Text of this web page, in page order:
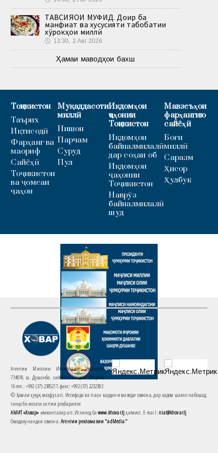
ТАВСИЯҲОИ МУФИД. Доир ба
манфиат ва хусусияти табобатии
хӯрокҳои миллӣ
🕔 13:30, 2.Авг 2026
Ҳамаи маводҳои бахш
Тоҷикистон
Таърих
Иқтисодӣ
Фарҳанг ва
маориф
Сайёҳӣ
Тоҷикистон
ва ҷомеаи
ҷаҳон
Муқаддасоти
миллӣ
Нишон
Парчам
Суруд
Пул
Иқдомҳои
ҷаҳонии
Тоҷикистон
Иқдомҳои
байналмилалӣ
дар соҳаи об
Иқдомҳои
ҷаҳонии
Тоҷикистон
Наврӯз
байналмилалӣ
шуд
Мавзеъҳои
фарҳангию
сайёҳӣ
Боғи
миллӣ
Саразм
Ҳисор
Ҳулбук
Агентии Миллии Иттилоотии Тоҷикистон
734018. ш. Душанбе, хиёбони Саъдии Шерозӣ,
16 тел.: +992 (37) 2385217, факс: +992 (37) 2232383
© Ҳамаи ҳуқуқ маҳфуз аст. Истифода ва паҳн кардани маводи сомона, дар кадом шакле набошад,
танҳо бо иҷозати хаттии роҳбарияти
АМИТ «Ховар» имконпазир аст. Истинод баwww.khovar.tjҳатмист. E-mail: niat@khovar.tj
Омодакунандаи сомона:Агентии рекламавии "adMedia"